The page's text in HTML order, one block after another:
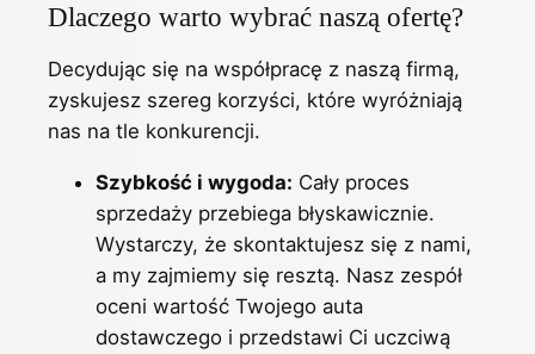
Dlaczego warto wybrać naszą ofertę?
Decydując się na współpracę z naszą firmą,
zyskujesz szereg korzyści, które wyróżniają
nas na tle konkurencji.
Szybkość i wygoda: Cały proces
sprzedaży przebiega błyskawicznie.
Wystarczy, że skontaktujesz się z nami,
a my zajmiemy się resztą. Nasz zespół
oceni wartość Twojego auta
dostawczego i przedstawi Ci uczciwą